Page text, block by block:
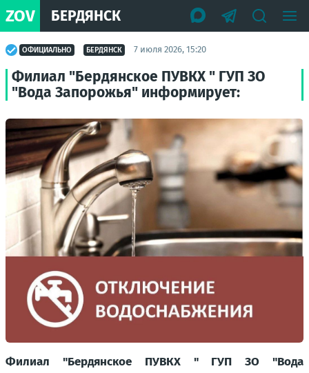
ZOV БЕРДЯНСК
ОФИЦИАЛЬНО БЕРДЯНСК 7 июля 2026, 15:20
Филиал "Бердянское ПУВКХ " ГУП ЗО
"Вода Запорожья" информирует:
Филиал "Бердянское ПУВКХ " ГУП ЗО "Вода